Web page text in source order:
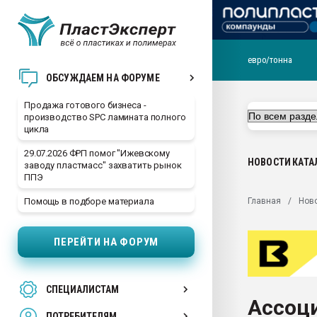
ОБСУЖДАЕМ НА ФОРУМЕ
Продажа готового бизнеса -
производство SPC ламината полного
цикла
29.07.2026 ФРП помог "Ижевскому
заводу пластмасс" захватить рынок
ППЭ
Помощь в подборе материала
ПЕРЕЙТИ НА ФОРУМ
СПЕЦИАЛИСТАМ
28.07.2026
Всё, что касается
Материал
Продам отходы
поликарбоната и АБС-
Armaloy PC/ABS-1IM
евро/тонна
НОВОСТИ
Главная